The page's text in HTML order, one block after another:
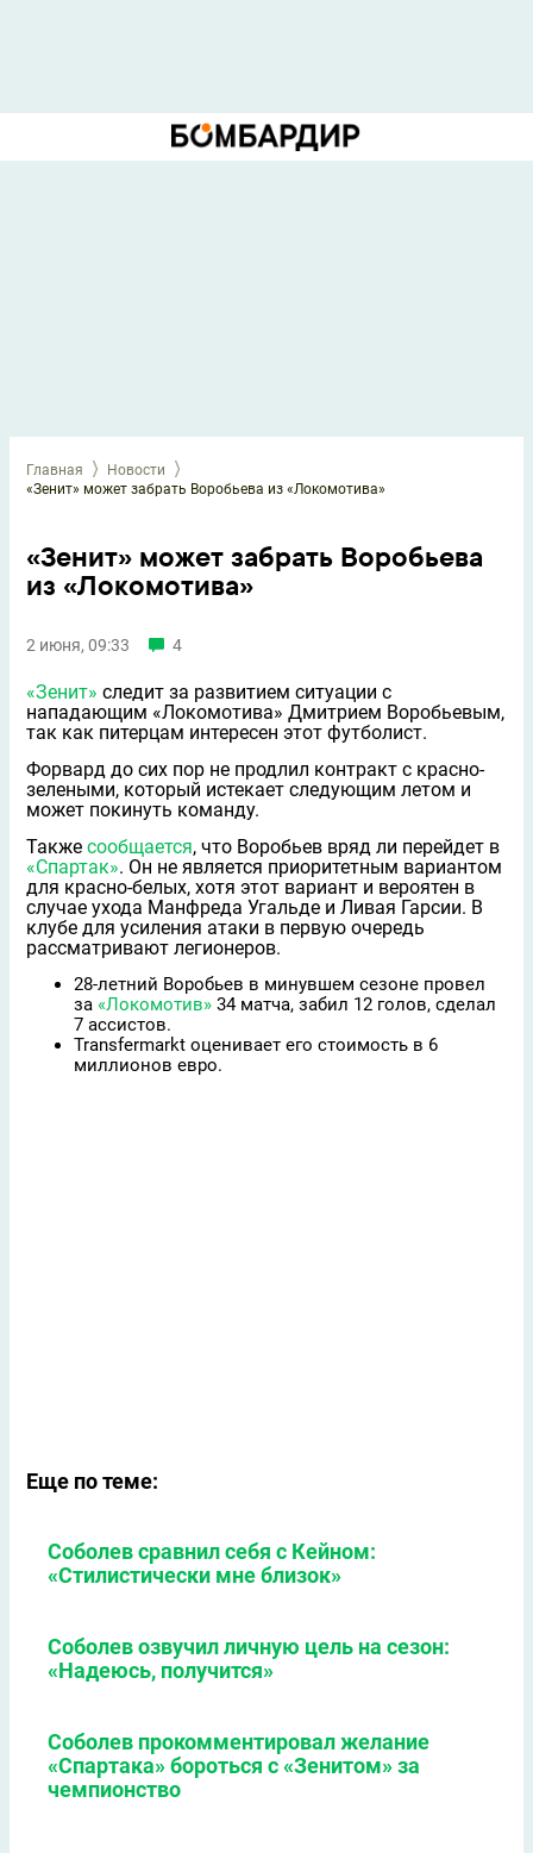
Главная
Новости
«Зенит» может забрать Воробьева из «Локомотива»
«Зенит» может забрать Воробьева
из «Локомотива»
2 июня, 09:33 4
«Зенит» следит за развитием ситуации с
нападающим «Локомотива» Дмитрием Воробьевым,
так как питерцам интересен этот футболист.
Форвард до сих пор не продлил контракт с красно-
зелеными, который истекает следующим летом и
может покинуть команду.
Также сообщается, что Воробьев вряд ли перейдет в
«Спартак». Он не является приоритетным вариантом
для красно-белых, хотя этот вариант и вероятен в
случае ухода Манфреда Угальде и Ливая Гарсии. В
клубе для усиления атаки в первую очередь
рассматривают легионеров.
28-летний Воробьев в минувшем сезоне провел
за «Локомотив» 34 матча, забил 12 голов, сделал
7 ассистов.
Transfermarkt оценивает его стоимость в 6
миллионов евро.
Еще по теме:
Соболев сравнил себя с Кейном:
«Стилистически мне близок»
Соболев озвучил личную цель на сезон:
«Надеюсь, получится»
Соболев прокомментировал желание
«Спартака» бороться с «Зенитом» за
чемпионство